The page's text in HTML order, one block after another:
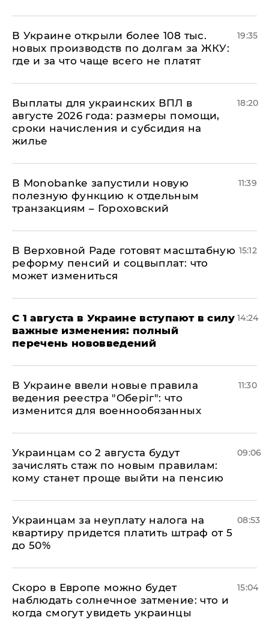
В Украине открыли более 108 тыс.
новых производств по долгам за ЖКУ:
где и за что чаще всего не платят
19:35
Выплаты для украинских ВПЛ в
августе 2026 года: размеры помощи,
сроки начисления и субсидия на
жилье
18:20
В Мonobankе запустили новую
полезную функцию к отдельным
транзакциям – Гороховский
11:39
В Верховной Раде готовят масштабную
реформу пенсий и соцвыплат: что
может измениться
15:12
С 1 августа в Украине вступают в силу
важные изменения: полный
перечень нововведений
14:24
В Украине ввели новые правила
ведения реестра "Оберіг": что
изменится для военнообязанных
11:30
Украинцам со 2 августа будут
зачислять стаж по новым правилам:
кому станет проще выйти на пенсию
09:06
Украинцам за неуплату налога на
квартиру придется платить штраф от 5
до 50%
08:53
Скоро в Европе можно будет
наблюдать солнечное затмение: что и
когда смогут увидеть украинцы
15:04